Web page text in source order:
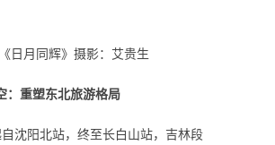
《日月同辉》摄影：艾贵生
：重塑东北旅游格局
沈阳北站，终至长白山站，吉林段